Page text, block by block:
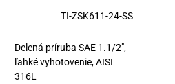
TI-ZSK611-24-SS
Delená príruba SAE 1.1/2",
ľahké vyhotovenie, AISI
316L